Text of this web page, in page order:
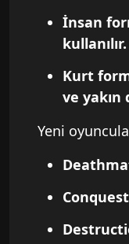
İnsan
kullanılır.
Kurt
ve yakın
Yeni
Conquest